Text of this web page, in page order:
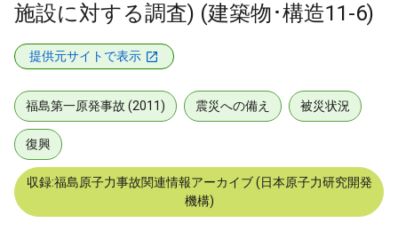
施設に対する調査) (建築物･構造11-6)
提供元サイトで表示
福島第一原発事故 (2011) 震災への備え 被災状況
復興
収録:福島原子力事故関連情報アーカイブ (日本原子力研究開発
機構)